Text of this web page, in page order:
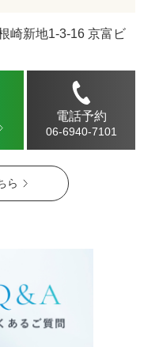
ら
崎新地1-3-16 京富ビ
電話予約
06-6940-7101